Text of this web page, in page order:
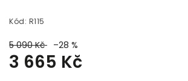
Kód: R115
5 090 Kč –28 %
3 665 Kč